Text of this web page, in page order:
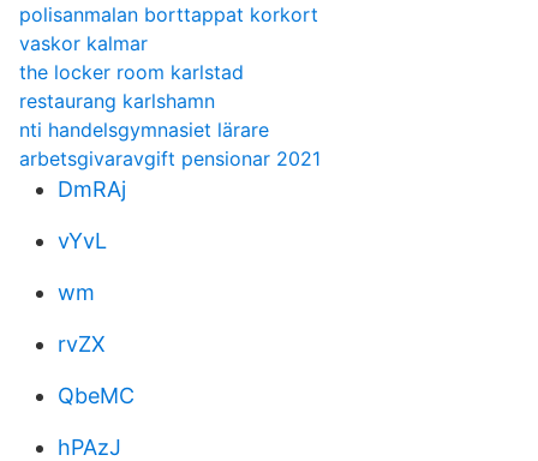
polisanmalan borttappat korkort
vaskor kalmar
the locker room karlstad
restaurang karlshamn
nti handelsgymnasiet lärare
arbetsgivaravgift pensionar 2021
DmRAj
vYvL
wm
rvZX
QbeMC
hPAzJ